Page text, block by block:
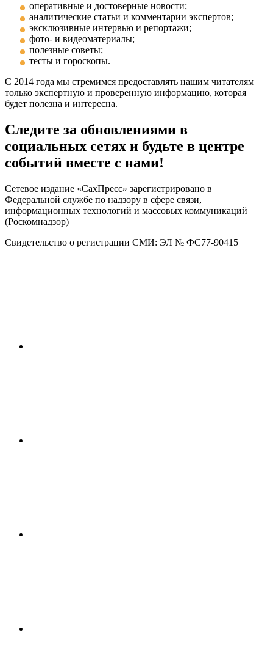
оперативные и достоверные новости;
аналитические статьи и комментарии экспертов;
эксклюзивные интервью и репортажи;
фото- и видеоматериалы;
полезные советы;
тесты и гороскопы.
С 2014 года мы стремимся предоставлять нашим читателям
только экспертную и проверенную информацию, которая
будет полезна и интересна.
Следите за обновлениями в
социальных сетях и будьте в центре
событий вместе с нами!
Сетевое издание «СахПресс» зарегистрировано в
Федеральной службе по надзору в сфере связи,
информационных технологий и массовых коммуникаций
(Роскомнадзор)
Свидетельство о регистрации СМИ: ЭЛ № ФС77-90415